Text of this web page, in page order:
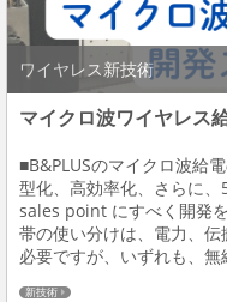
ワイヤレス新技術
マイクロ波ワイヤレス
■B&PLUSのマイクロ波給
型化、高効率化、さらに
sales point にすべく開発
帯の使い分けは、電力、
必要ですが、いずれも、
新技術